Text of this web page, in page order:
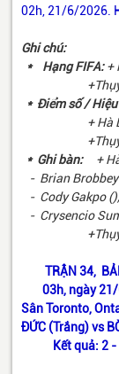
02h, 21/6/2026.
Ghi chú:
* Hạng FIFA:+
+Thụy
* Điểm số /
+ Hà
+Thụy
* Ghi bàn:
+
- Brian Brobbey
- Cody Gakpo
- Crysencio
+Thụy Điển:
TRẬN 34,
03h, ngày 21/
Sân Toronto,
ĐỨC (Trắng) vs
Kết quả: 2 -